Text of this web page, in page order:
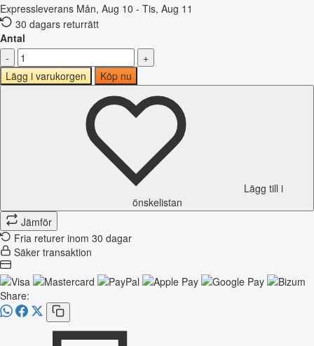
Expressleverans Mån, Aug 10 - Tis, Aug 11
30 dagars returrätt
Antal
-
+
Lägg i varukorgen
Köp nu
Lägg till i
önskelistan
Jämför
Fria returer inom 30 dagar
Säker transaktion
Share: